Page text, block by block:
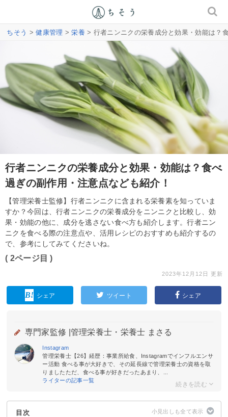
ちそう >健康管理 >栄養 > 行者ニンニクの栄養成分と効果・効能は？
行者ニンニクの栄養成分と効果・効能は？食べ
過ぎの副作用・注意点なども紹介！
【管理栄養士監修】行者ニンニクに含まれる栄養素を知っていま
すか？今回は、行者ニンニクの栄養成分をニンニクと比較し、効
果・効能の他に、成分を逃さない食べ方も紹介します。行者ニン
ニクを食べる際の注意点や、活用レシピのおすすめも紹介するの
で、参考にしてみてくださいね。
( 2ページ目 )
2023年12月12日 更新
シェア ツイート シェア
専門家監修 | 管理栄養士・栄養士 まさる
Instagram
管理栄養士【26】経歴：事業所給食、Instagramでインフルエンサ
ー活動 食べる事が大好きで、その延長線で管理栄養士の資格を取
りましたただ、食べる事が好きだったあまり、...
ライターの記事一覧
目次